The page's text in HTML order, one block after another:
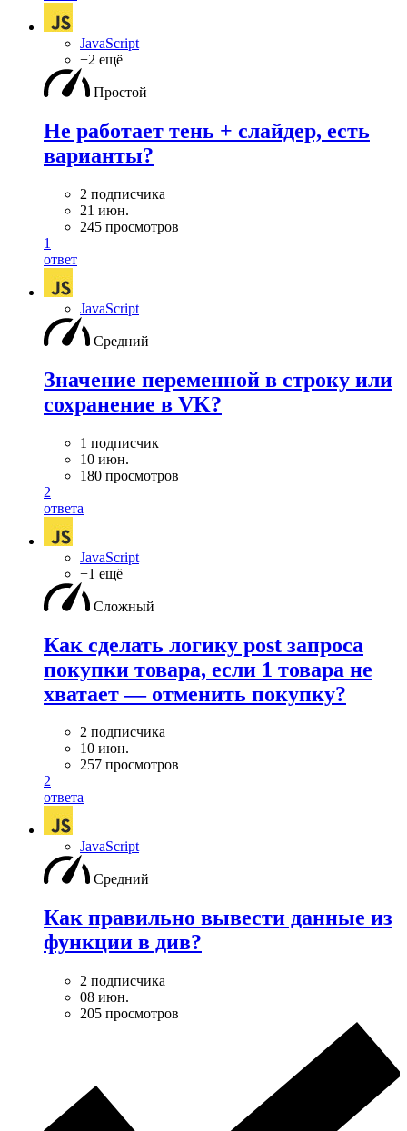
JavaScript
+2 ещё
Простой
Не работает тень + слайдер, есть
варианты?
2 подписчика
21 июн.
245 просмотров
1
ответ
JavaScript
Средний
Значение переменной в строку или
сохранение в VK?
1 подписчик
10 июн.
180 просмотров
2
ответа
JavaScript
+1 ещё
Сложный
Как сделать логику post запроса
покупки товара, если 1 товара не
хватает — отменить покупку?
2 подписчика
10 июн.
257 просмотров
2
ответа
JavaScript
Средний
Как правильно вывести данные из
функции в див?
2 подписчика
08 июн.
205 просмотров